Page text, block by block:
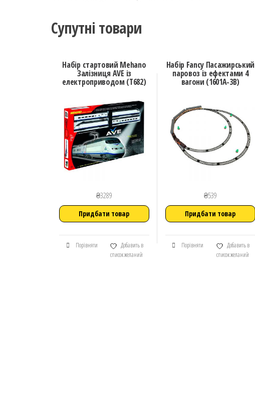
Супутні товари
Набір стартовий Mehano
Залізниця AVE із
електроприводом (T682)
₴3289
Придбати товар
Порівняти
Добавить в
список желаний
Набір Fancy Пасажирський
паровоз із ефектами 4
вагони (1601A-3B)
₴539
Придбати товар
Порівняти
Добавить в
список желаний